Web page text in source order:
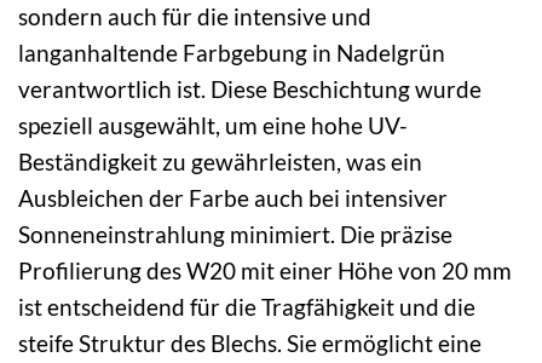
sondern auch für die intensive und
langanhaltende Farbgebung in Nadelgrün
verantwortlich ist. Diese Beschichtung wurde
speziell ausgewählt, um eine hohe UV-
Beständigkeit zu gewährleisten, was ein
Ausbleichen der Farbe auch bei intensiver
Sonneneinstrahlung minimiert. Die präzise
Profilierung des W20 mit einer Höhe von 20 mm
ist entscheidend für die Tragfähigkeit und die
steife Struktur des Blechs. Sie ermöglicht eine